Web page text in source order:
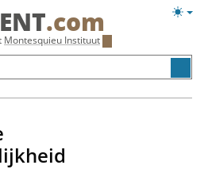
.com
Montesquieu Instituut